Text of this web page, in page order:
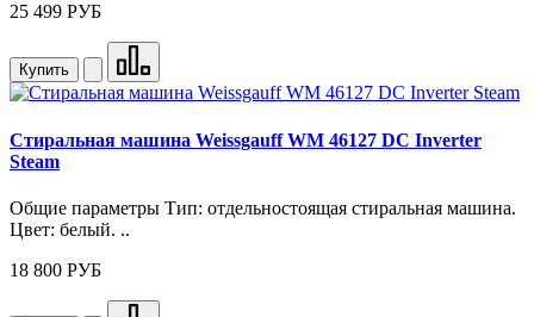
25 499 РУБ
Купить
Стиральная машина Weissgauff WM 46127 DC Inverter
Steam
Общие параметры Тип: отдельностоящая стиральная машина.
Цвет: белый. ..
18 800 РУБ